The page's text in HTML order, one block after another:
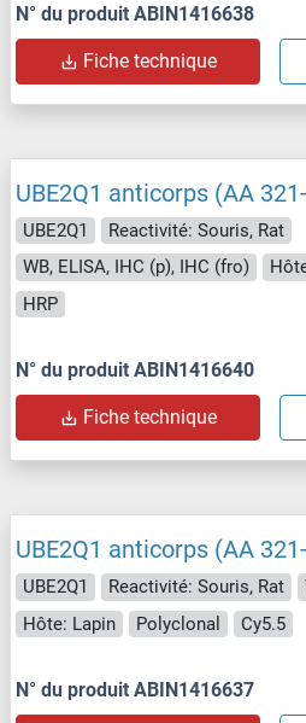
N° du produit ABIN1416638
Fiche technique
UBE2Q1 anticorps (AA
UBE2Q1
Reactivité: Souris, Rat
WB, ELISA, IHC (p), IHC (fro)
HRP
N° du produit ABIN1416640
Fiche technique
UBE2Q1 anticorps (AA
UBE2Q1 Reactivité: Souris, Rat
Hôte: Lapin
Polyclonal Cy5.5
N° du produit ABIN1416637